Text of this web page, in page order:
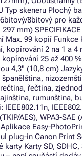
Typ skeneru Plochý
8bitový pro
297 mm)
Max. 99 kopií
kopírování 2 na 1 a
25 až 400
4,3" (10,8 cm)
řečtina,
rumunština,
(TKIP/AES), WPA3-
Easy-
plug-in Canon Print
Karty SD,